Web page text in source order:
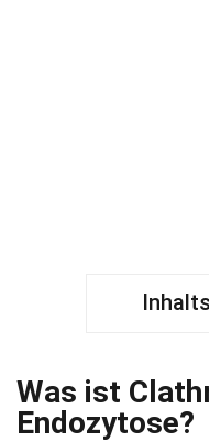
Was ist
Endozytose?